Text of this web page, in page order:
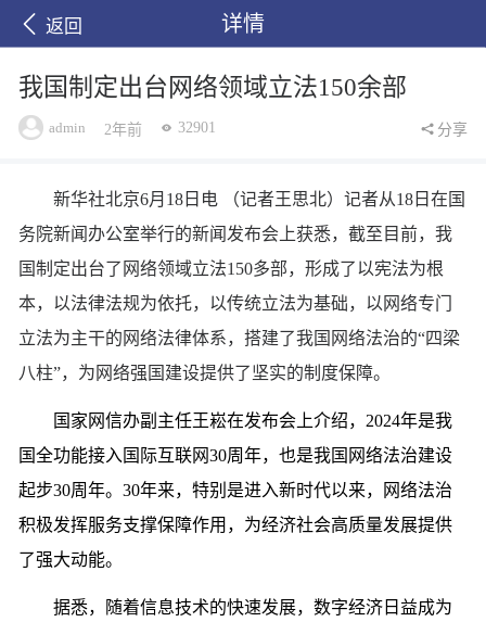
返回 详情
我国制定出台网络领域立法150余部
admin 2年前 32901 分享
新华社北京6月18日电 （记者王思北）记者从18日在国
务院新闻办公室举行的新闻发布会上获悉，截至目前，我
国制定出台了网络领域立法150多部，形成了以宪法为根
本，以法律法规为依托，以传统立法为基础，以网络专门
立法为主干的网络法律体系，搭建了我国网络法治的“四梁
八柱”，为网络强国建设提供了坚实的制度保障。
国家网信办副主任王崧在发布会上介绍，2024年是我
国全功能接入国际互联网30周年，也是我国网络法治建设
起步30周年。30年来，特别是进入新时代以来，网络法治
积极发挥服务支撑保障作用，为经济社会高质量发展提供
了强大动能。
据悉，随着信息技术的快速发展，数字经济日益成为